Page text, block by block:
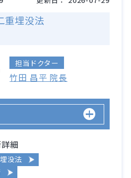
重埋没法
担当ドクター
竹田 昌平 院長
細
没法